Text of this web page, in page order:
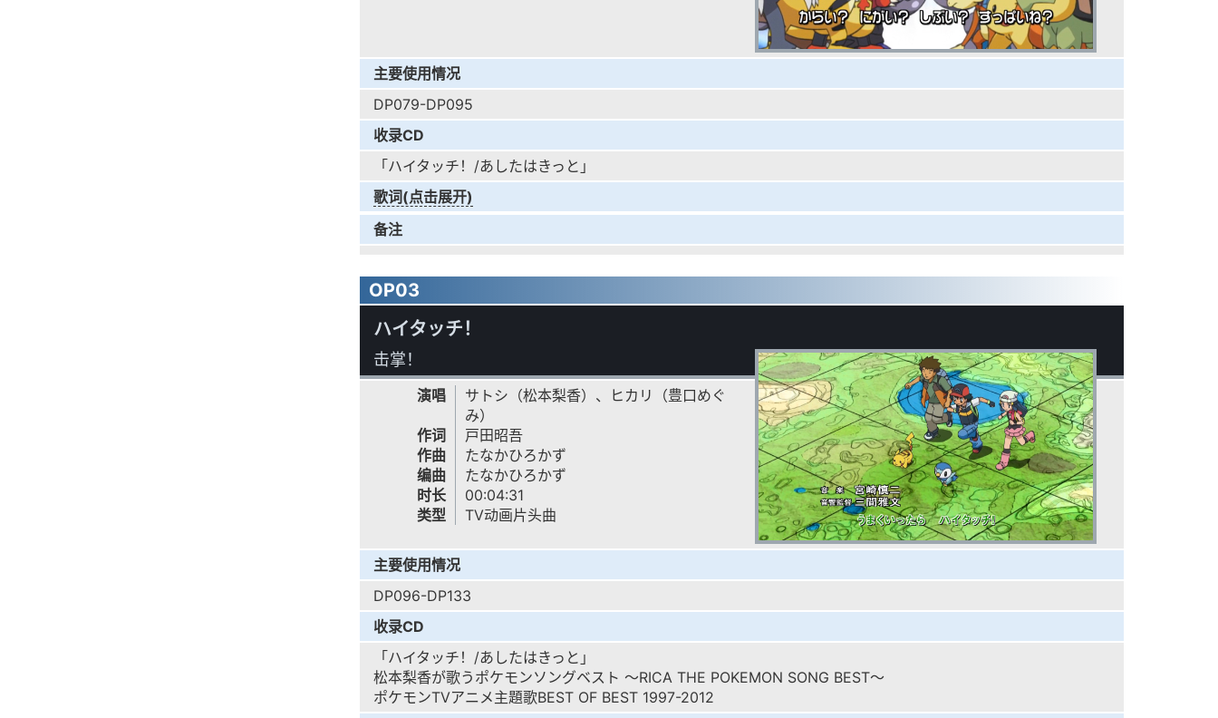
主要使用情况
DP079-DP095
收录CD
「ハイタッチ！/あしたはきっと」
歌词(点击展开)
备注
OP03
ハイタッチ！
击掌！
演唱
サトシ（松本梨香）、ヒカリ（豊口めぐ
み）
作词
戸田昭吾
作曲
たなかひろかず
编曲
たなかひろかず
时长
00:04:31
类型
TV动画片头曲
主要使用情况
DP096-DP133
收录CD
「ハイタッチ！/あしたはきっと」
松本梨香が歌うポケモンソングベスト ～RICA THE POKEMON SONG BEST～
ポケモンTVアニメ主題歌BEST OF BEST 1997-2012